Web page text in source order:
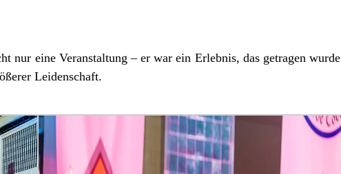
nur eine Veranstaltung – er war ein Erlebnis, das getragen wurde
Leidenschaft.